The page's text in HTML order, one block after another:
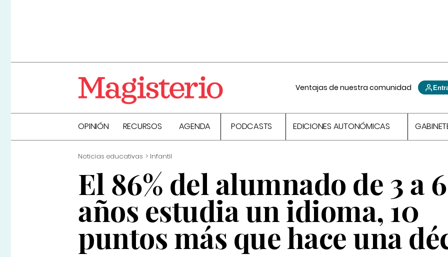
Ventajas de nuestra comunidad
OPINIÓN RECURSOS AGENDA PODCASTS EDICIONES AUTONÓMICAS
Noticias educativas Infantil
El 86% del alumnado de 3 a 6
años estudia un idioma, 10
puntos más que hace una